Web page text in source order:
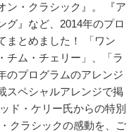
ン・クラシック』。 『ア
グ』など、2014年のプロ
まとめました！ 「ワン
チム・チェリー」、「ラ
のプログラムのアレンジ
スペシャルアレンジで掲
ド・ケリー氏からの特別
クラシックの感動を、ご